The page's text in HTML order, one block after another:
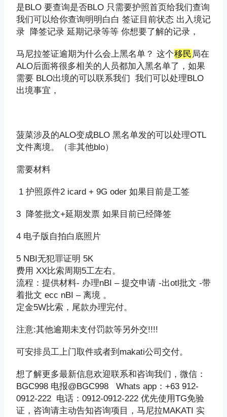
是BLO 要查询是否BLO 只需要护照首页给我们查询
我们可以给你查询明明白白 签证目前状态 出入境记
录 降签记录 延期记录等等 你想要了解的记录，
马尼拉签证逾期为什么会上黑名单？ 这个移民 局在
ALO后面将很多相关的人员都加入黑名单了，如果
需要 BLO出境的可以联系我们 我们可以处理BLO
出境事宜，
菠菜涉及的ALO变成BLO 黑名单发的可以处理OTL
文件离境。（非其他blo）
需要材料
1 护照原件2 icard + 9G oder 如果目前是工签
3 降签批文+延期发票 如果目前已经降签
4 电子版自拍白底照片
5 NBI无犯罪证明 5K
费用 XX比索周期5工左右。
流程：提供材料- 办理nBI – 提交申请 -出otl批文 -带
着批文 ecc nBI – 离境 。
定金5W比索，尾款办理完付。
注意:其他逾期未支付罚款等另外交!!!!
可安排员工上门取件或者到makati公司交付。
想了解更多最新信息欢迎联系和咨询我们，微信：
BGC998 电报@BGC998 Whats app：+63 912-
0912-222 电话：0912-0912-222 优先使用TG免验
证，咨询请主动告知咨询项目，马尼拉MAKATI 实